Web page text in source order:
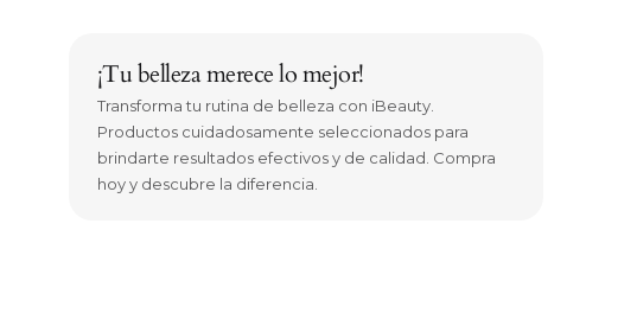
¡Tu belleza merece lo mejor!
Transforma tu rutina de belleza con iBeauty.
Productos cuidadosamente seleccionados para
brindarte resultados efectivos y de calidad. Compra
hoy y descubre la diferencia.